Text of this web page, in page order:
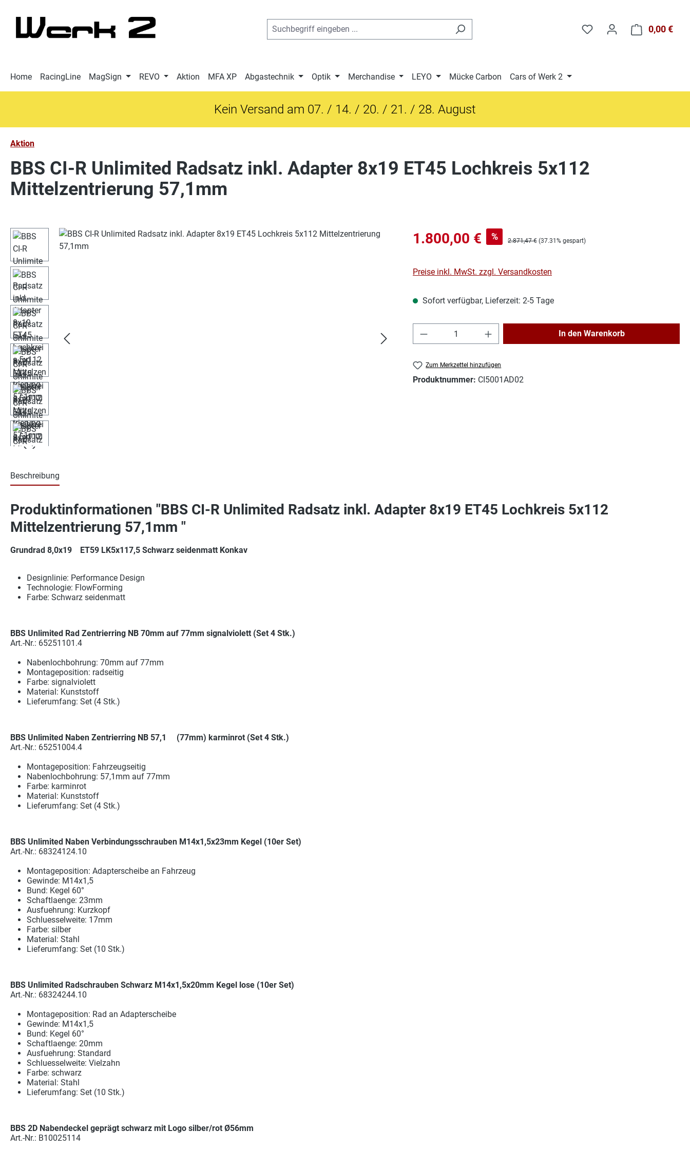
0,00 €
Home RacingLine MagSign REVO Aktion MFA XP Abgastechnik Optik Merchandise LEYO Mücke Carbon Cars of Werk 2
Kein Versand am 07. / 14. / 20. / 21. / 28. August
Aktion
BBS CI-R Unlimited Radsatz inkl. Adapter 8x19 ET45 Lochkreis 5x112
Mittelzentrierung 57,1mm
Bildergalerie überspringen Verkaufspreis:
1.800,00 € % Regulärer Preis:
2.871,47 € (37.31% gespart)
Preise inkl. MwSt. zzgl. Versandkosten
Sofort verfügbar, Lieferzeit: 2-5 Tage
Produkt Anzahl: Gib den gewünschten Wert ein
In den Warenkorb
Zum Merkzettel hinzufügen
Produktnummer: CI5001AD02
Beschreibung
Produktinformationen "BBS CI-R Unlimited Radsatz inkl. Adapter 8x19 ET45 Lochkreis 5x112
Mittelzentrierung 57,1mm "
Grundrad 8,0x19 ET59 LK5x117,5 Schwarz seidenmatt Konkav
Designlinie: Performance Design
Technologie: FlowForming
Farbe: Schwarz seidenmatt
BBS Unlimited Rad Zentrierring NB 70mm auf 77mm signalviolett (Set 4 Stk.)
Art.-Nr.: 65251101.4
Nabenlochbohrung: 70mm auf 77mm
Montageposition: radseitig
Farbe: signalviolett
Material: Kunststoff
Lieferumfang: Set (4 Stk.)
BBS Unlimited Naben Zentrierring NB 57,1 (77mm) karminrot (Set 4 Stk.)
Art.-Nr.: 65251004.4
Montageposition: Fahrzeugseitig
Nabenlochbohrung: 57,1mm auf 77mm
Farbe: karminrot
Material: Kunststoff
Lieferumfang: Set (4 Stk.)
BBS Unlimited Naben Verbindungsschrauben M14x1,5x23mm Kegel (10er Set)
Art.-Nr.: 68324124.10
Montageposition: Adapterscheibe an Fahrzeug
Gewinde: M14x1,5
Bund: Kegel 60°
Schaftlaenge: 23mm
Ausfuehrung: Kurzkopf
Schluesselweite: 17mm
Farbe: silber
Material: Stahl
Lieferumfang: Set (10 Stk.)
BBS Unlimited Radschrauben Schwarz M14x1,5x20mm Kegel lose (10er Set)
Art.-Nr.: 68324244.10
Montageposition: Rad an Adapterscheibe
Gewinde: M14x1,5
Bund: Kegel 60°
Schaftlaenge: 20mm
Ausfuehrung: Standard
Schluesselweite: Vielzahn
Farbe: schwarz
Material: Stahl
Lieferumfang: Set (10 Stk.)
BBS 2D Nabendeckel geprägt schwarz mit Logo silber/rot Ø56mm
Art.-Nr.: B10025114